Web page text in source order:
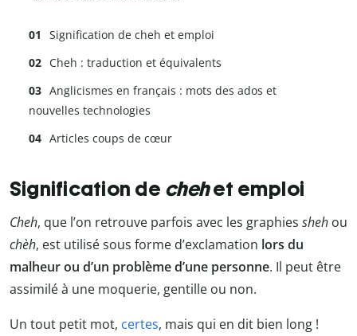
Signification de cheh et emploi
Cheh : traduction et équivalents
Anglicismes en français : mots des ados et
nouvelles technologies
Articles coups de cœur
Signification de chehet emploi
Cheh, que l’on retrouve parfois avec les graphies sheh ou
chèh, est utilisé sous forme d’exclamation lors du
malheur ou d’un problème d’une personne. Il peut être
assimilé à une moquerie, gentille ou non.
Un tout petit mot, certes, mais qui en dit bien long !